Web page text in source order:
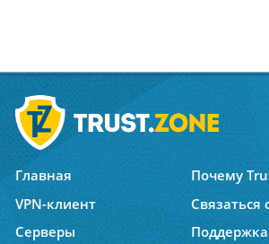
Главная
Почему
VPN-клиент
Связаться
Серверы
Поддержка